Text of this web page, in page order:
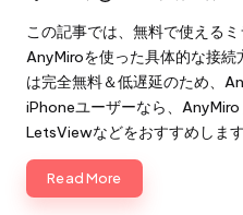
Posted
by
この記事では、無料で使えるミ
AnyMiroを使った具体的な接
は完全無料＆低遅延のため、
iPhoneユーザーなら、
LetsViewなどをおすすめします
Read More